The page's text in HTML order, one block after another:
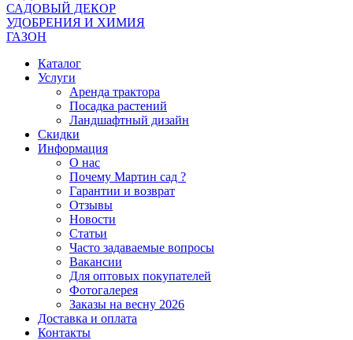
САДОВЫЙ ДЕКОР
УДОБРЕНИЯ И ХИМИЯ
ГАЗОН
Каталог
Услуги
Аренда трактора
Посадка растений
Ландшафтный дизайн
Скидки
Информация
О нас
Почему Мартин сад ?
Гарантии и возврат
Отзывы
Новости
Статьи
Часто задаваемые вопросы
Вакансии
Для оптовых покупателей
Фотогалерея
Заказы на весну 2026
Доставка и оплата
Контакты